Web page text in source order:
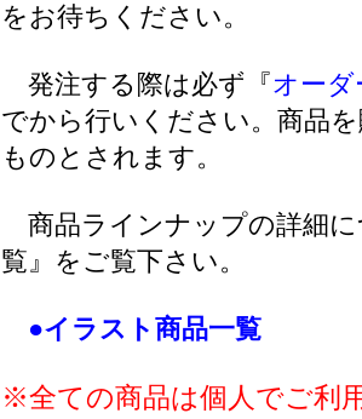
をお待ちください。
発注する際は必ず『オーダ
でから行いください。商品
ものとされます。
商品ラインナップの詳細
覧』をご覧下さい。
●イラスト商品一覧
※全ての商品は個人でご利